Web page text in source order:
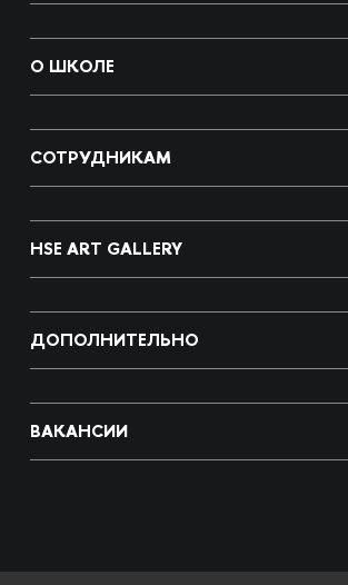
О ШКОЛЕ
СОТРУДНИКАМ
HSE ART GALLERY
ДОПОЛНИТЕЛЬНО
ВАКАНСИИ